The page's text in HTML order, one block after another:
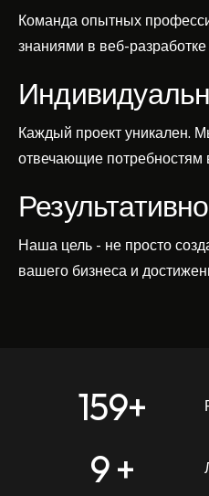
Команда опытных
знаниями в веб-
Каждый проект уникален.
отвечающие потребностям
Наша цель - не просто
вашего бизнеса и
159+
9 +